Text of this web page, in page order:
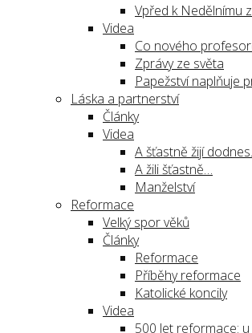
Vpřed k Nedělnímu
Videa
Co nového
Zprávy ze světa
Papežství naplňuje
Láska a partnerství
Články
Videa
A šťastně žijí
A žili šťastně…
Manželství
Reformace
Velký spor věků
Články
Reformace
Příběhy reformace
Katolické koncily
Videa
500 let reformace: